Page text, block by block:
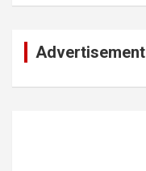
Advertisement